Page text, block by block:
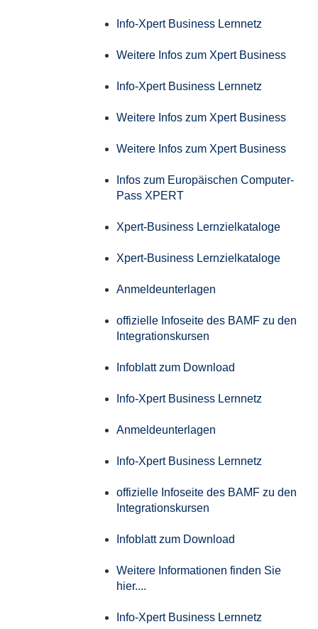
Info-Xpert Business Lernnetz
Weitere Infos zum Xpert Business
Info-Xpert Business Lernnetz
Weitere Infos zum Xpert Business
Weitere Infos zum Xpert Business
Infos zum Europäischen Computer-
Pass XPERT
Xpert-Business Lernzielkataloge
Xpert-Business Lernzielkataloge
Anmeldeunterlagen
offizielle Infoseite des BAMF zu den
Integrationskursen
Infoblatt zum Download
Info-Xpert Business Lernnetz
Anmeldeunterlagen
Info-Xpert Business Lernnetz
offizielle Infoseite des BAMF zu den
Integrationskursen
Infoblatt zum Download
Weitere Informationen finden Sie
hier....
Info-Xpert Business Lernnetz